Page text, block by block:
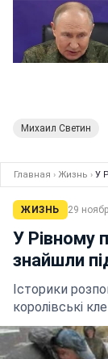
Михаил Светин
Главная › Жизнь › У
ЖИЗНЬ 29
У Рівному
знайшли
Історики
королівські